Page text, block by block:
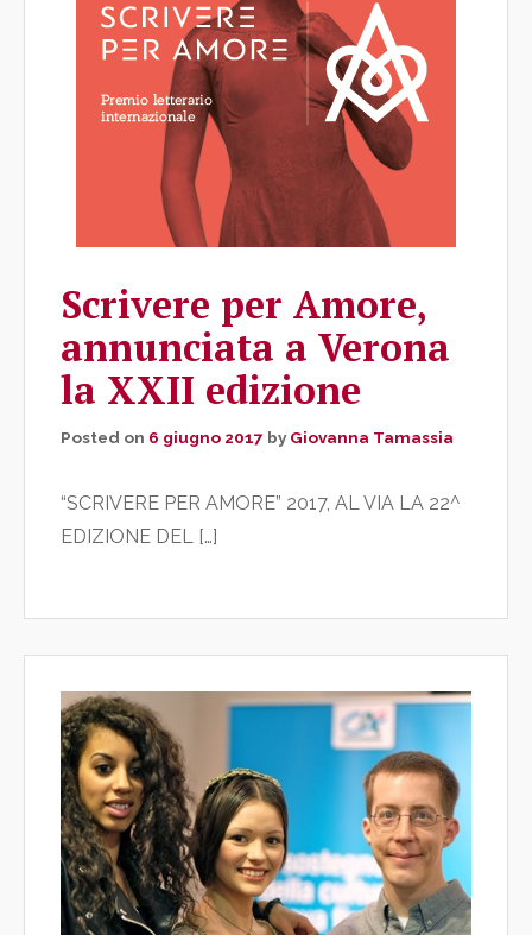
Scrivere per Amore,
annunciata a Verona
la XXII edizione
Posted on 6 giugno 2017 by Giovanna Tamassia
“SCRIVERE PER AMORE” 2017, AL VIA LA 22^
EDIZIONE DEL […]